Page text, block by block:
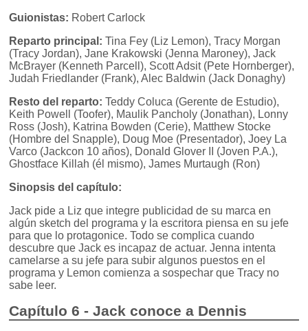
Guionistas: Robert Carlock
Reparto principal: Tina Fey (Liz Lemon), Tracy Morgan
(Tracy Jordan), Jane Krakowski (Jenna Maroney), Jack
McBrayer (Kenneth Parcell), Scott Adsit (Pete Hornberger),
Judah Friedlander (Frank), Alec Baldwin (Jack Donaghy)
Resto del reparto: Teddy Coluca (Gerente de Estudio),
Keith Powell (Toofer), Maulik Pancholy (Jonathan), Lonny
Ross (Josh), Katrina Bowden (Cerie), Matthew Stocke
(Hombre del Snapple), Doug Moe (Presentador), Joey La
Varco (Jackcon 10 años), Donald Glover II (Joven P.A.),
Ghostface Killah (él mismo), James Murtaugh (Ron)
Sinopsis del capítulo:
Jack pide a Liz que integre publicidad de su marca en
algún sketch del programa y la escritora piensa en su jefe
para que lo protagonice. Todo se complica cuando
descubre que Jack es incapaz de actuar. Jenna intenta
camelarse a su jefe para subir algunos puestos en el
programa y Lemon comienza a sospechar que Tracy no
sabe leer.
Capítulo 6 - Jack conoce a Dennis